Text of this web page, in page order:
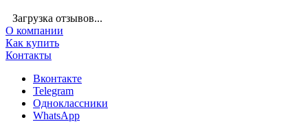
Загрузка отзывов...
О компании
Как купить
Контакты
Вконтакте
Telegram
Одноклассники
WhatsApp